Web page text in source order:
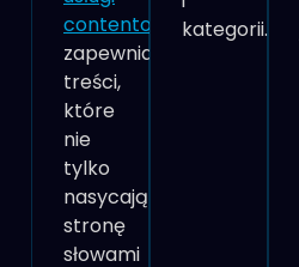
contentowe
zapewniają
treści,
które
nie
tylko
nasycają
stronę
słowami
kategorii.